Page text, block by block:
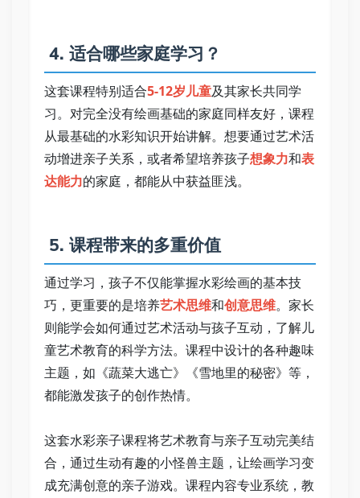
4. 适合哪些家庭学习？
这套课程特别适合5-12岁儿童及其家长共同学
习。对完全没有绘画基础的家庭同样友好，课程
从最基础的水彩知识开始讲解。想要通过艺术活
动增进亲子关系，或者希望培养孩子想象力和表
达能力的家庭，都能从中获益匪浅。
5. 课程带来的多重价值
通过学习，孩子不仅能掌握水彩绘画的基本技
巧，更重要的是培养艺术思维和创意思维。家长
则能学会如何通过艺术活动与孩子互动，了解儿
童艺术教育的科学方法。课程中设计的各种趣味
主题，如《蔬菜大逃亡》《雪地里的秘密》等，
都能激发孩子的创作热情。
这套水彩亲子课程将艺术教育与亲子互动完美结
合，通过生动有趣的小怪兽主题，让绘画学习变
成充满创意的亲子游戏。课程内容专业系统，教